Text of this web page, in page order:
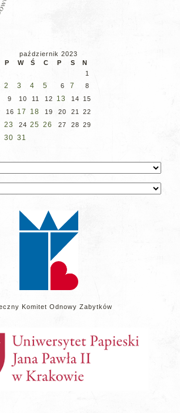
październik 2023
P
W Ś C P S
N
1
2 3 4 5 6 7
8
9
10 11 12 13 14
15
16 17 18 19 20 21 22
23 24 25 26 27 28 29
30 31
Komitet Odnowy Zabytków